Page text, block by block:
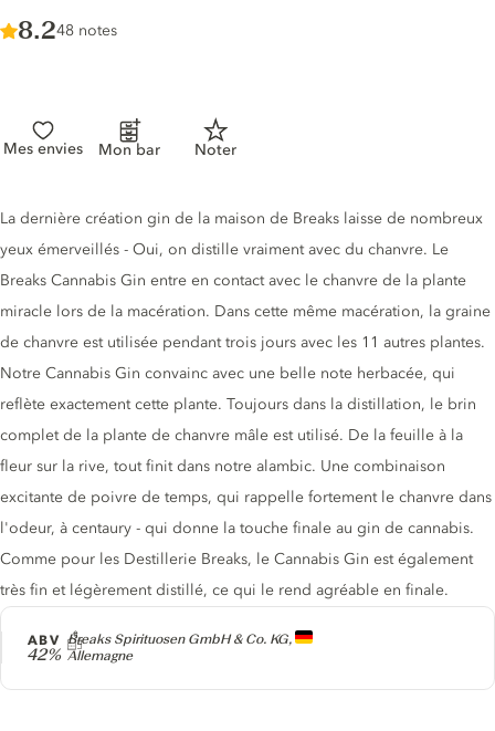
Score :
8.2/ 10
48 notes
Mes envies Mon bar Noter
Producteur
Breaks Spirituosen GmbH & Co. KG,
Allemagne
ABV
42%
Description du gin
La dernière création gin de la maison de Breaks laisse de nombreux
yeux émerveillés - Oui, on distille vraiment avec du chanvre. Le
Breaks Cannabis Gin entre en contact avec le chanvre de la plante
miracle lors de la macération. Dans cette même macération, la graine
de chanvre est utilisée pendant trois jours avec les 11 autres plantes.
Notre Cannabis Gin convainc avec une belle note herbacée, qui
reflète exactement cette plante. Toujours dans la distillation, le brin
complet de la plante de chanvre mâle est utilisé. De la feuille à la
fleur sur la rive, tout finit dans notre alambic. Une combinaison
excitante de poivre de temps, qui rappelle fortement le chanvre dans
l'odeur, à centaury - qui donne la touche finale au gin de cannabis.
Comme pour les Destillerie Breaks, le Cannabis Gin est également
très fin et légèrement distillé, ce qui le rend agréable en finale.